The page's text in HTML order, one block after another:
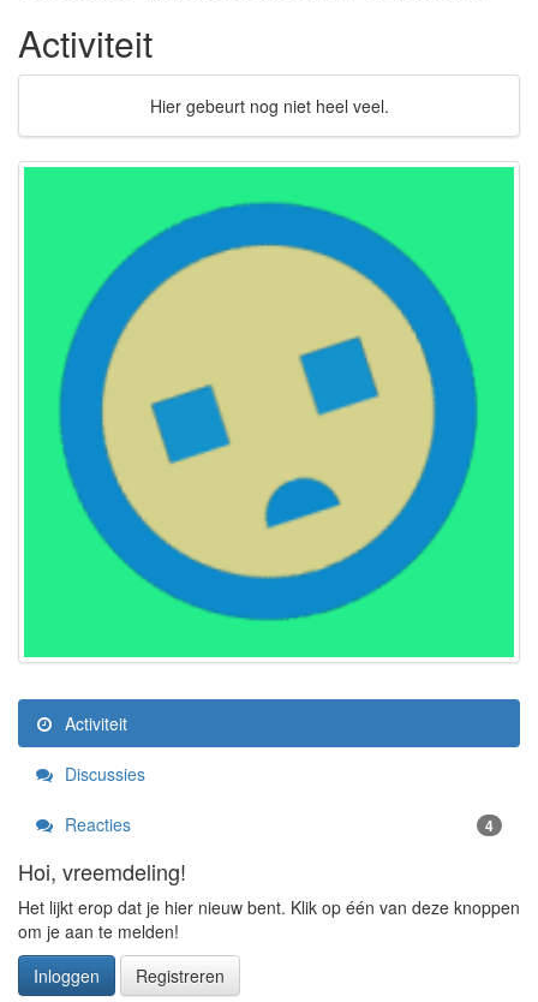
Activiteit
Hier gebeurt nog niet heel veel.
Activiteit
Discussies
Reacties 4
Hoi, vreemdeling!
Het lijkt erop dat je hier nieuw bent. Klik op één van deze knoppen
om je aan te melden!
Inloggen
Registreren